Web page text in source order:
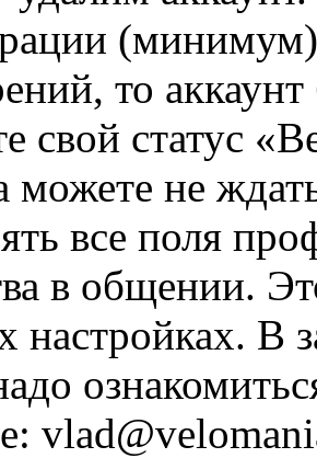
то
свой статус
можете не
все поля
в общении.
настройках. В